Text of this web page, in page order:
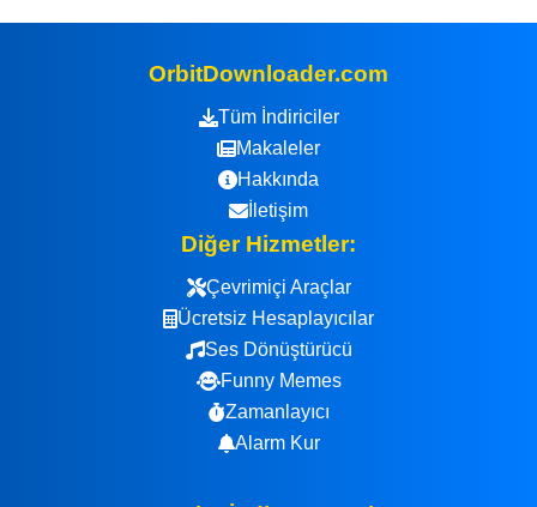
OrbitDownloader.com
Tüm İndiriciler
Makaleler
Hakkında
İletişim
Diğer Hizmetler:
Çevrimiçi Araçlar
Ücretsiz Hesaplayıcılar
Ses Dönüştürücü
Funny Memes
Zamanlayıcı
Alarm Kur